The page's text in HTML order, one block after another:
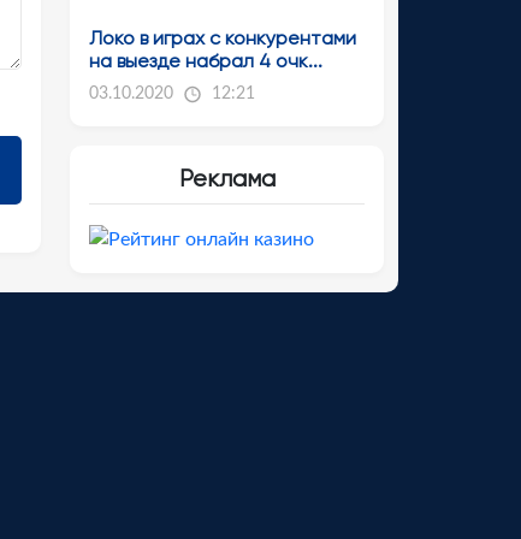
Локо в играх с конкурентами
на выезде набрал 4 очк...
03.10.2020 12:21
Реклама